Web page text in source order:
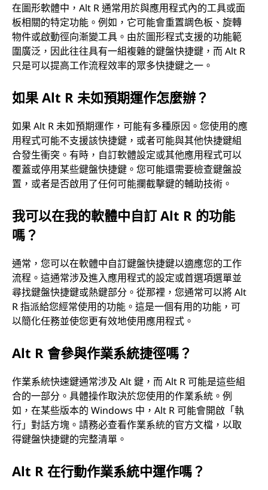
在圖形軟體中，Alt R 通常用於與應用程式內的工具或面
板相關的特定功能。例如，它可能會重置調色板、旋轉
物件或啟動徑向漸變工具。由於圖形程式支援的功能範
圍廣泛，因此往往具有一組複雜的鍵盤快捷鍵，而 Alt R
只是可以提高工作流程效率的眾多快捷鍵之一。
如果 Alt R 未如預期運作怎麼辦？
如果 Alt R 未如預期運作，可能有多種原因。您使用的應
用程式可能不支援該快捷鍵，或者可能與其他快捷鍵組
合發生衝突。有時，自訂軟體設定或其他應用程式可以
覆蓋或停用某些鍵盤快捷鍵。您可能還需要檢查鍵盤設
置，或者是否啟用了任何可能攔截擊鍵的輔助技術。
我可以在我的軟體中自訂 Alt R 的功能
嗎？
通常，您可以在軟體中自訂鍵盤快捷鍵以適應您的工作
流程。這通常涉及進入應用程式的設定或首選項選單並
尋找鍵盤快捷鍵或熱鍵部分。從那裡，您通常可以將 Alt
R 指派給您經常使用的功能。這是一個有用的功能，可
以簡化任務並使您更有效地使用應用程式。
Alt R 會參與作業系統捷徑嗎？
作業系統快速鍵通常涉及 Alt 鍵，而 Alt R 可能是這些組
合的一部分。具體操作取決於您使用的作業系統。例
如，在某些版本的 Windows 中，Alt R 可能會開啟「執
行」對話方塊。請務必查看作業系統的官方文檔，以取
得鍵盤快捷鍵的完整清單。
Alt R 在行動作業系統中運作嗎？